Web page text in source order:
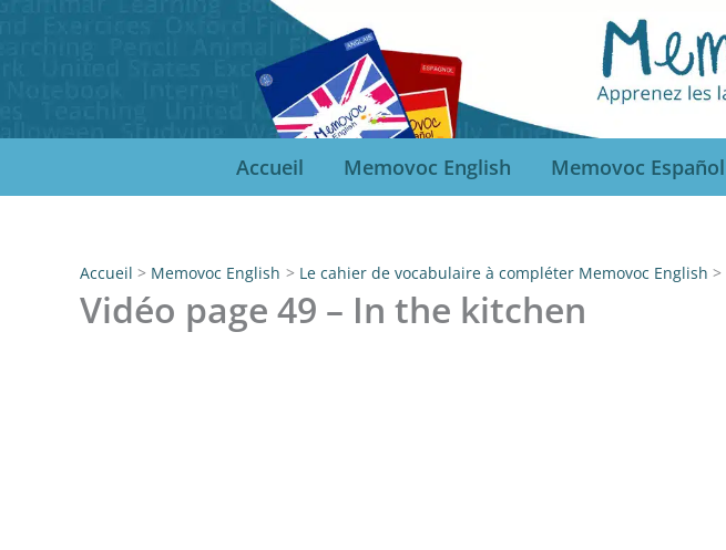
Accueil Memovoc English Memovoc Español
Accueil Memovoc English Le cahier de vocabulaire à compléter Memovoc English
Vidéo page 49 – In the kitchen